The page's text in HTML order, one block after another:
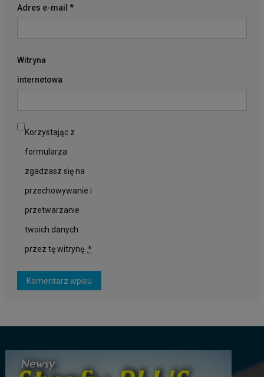
Adres e-mail *
Witryna
internetowa
Korzystając z
formularza
zgadzasz się na
przechowywanie i
przetwarzanie
twoich danych
przez tę witrynę. *